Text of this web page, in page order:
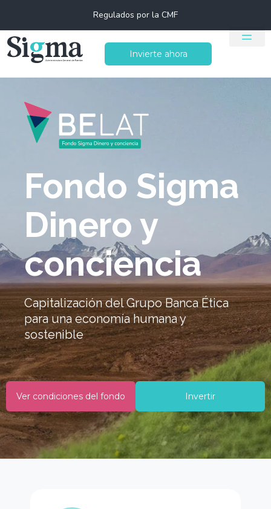
Regulados por la CMF
Invierte ahora
Fondo Sigma
Dinero y
conciencia
Capitalización del Grupo Banca Ética
para una economía humana y
sostenible
Ver condiciones del fondo Invertir